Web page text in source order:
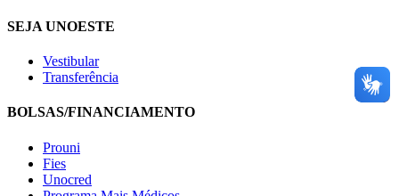
SEJA UNOESTE
Vestibular
Transferência
BOLSAS/FINANCIAMENTO
Prouni
Fies
Unocred